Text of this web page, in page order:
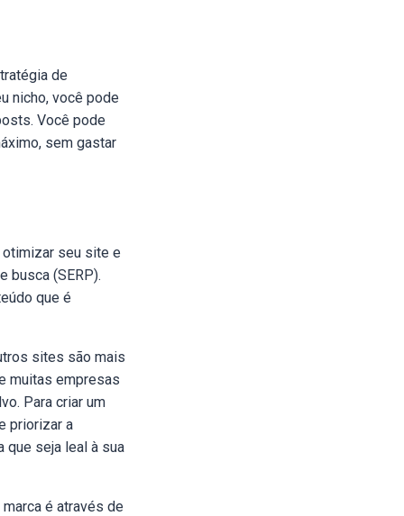
de
nicho, você pode
Você pode
sem gastar
otimizar seu site e
busca (SERP).
que é
sites são mais
muitas empresas
Para criar um
priorizar a
que seja leal à sua
é através de